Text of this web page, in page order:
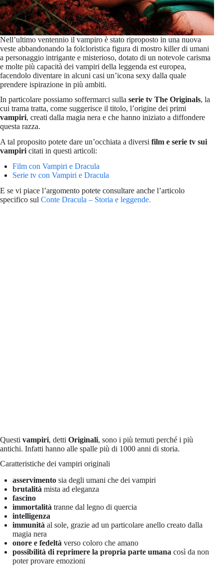
Nell’ultimo ventennio il vampiro è stato riproposto in una nuova
veste abbandonando la folcloristica figura di mostro killer di umani
a personaggio intrigante e misterioso, dotato di un notevole carisma
e molte più capacità dei vampiri della leggenda est europea,
facendolo diventare in alcuni casi un’icona sexy dalla quale
prendere ispirazione in più ambiti.
In particolare possiamo soffermarci sulla serie tv The Originals, la
cui trama tratta, come suggerisce il titolo, l’origine dei primi
vampiri, creati dalla magia nera e che hanno iniziato a diffondere
questa razza.
A tal proposito potete dare un’occhiata a diversi film e serie tv sui
vampiri citati in questi articoli:
Film con Vampiri e Dracula
Serie tv con Vampiri e Dracula
E se vi piace l’argomento potete consultare anche l’articolo
specifico sul Conte Dracula – Storia e leggende.
Questi vampiri, detti Originali, sono i più temuti perché i più
antichi. Infatti hanno alle spalle più di 1000 anni di storia.
Caratteristiche dei vampiri originali
asservimento sia degli umani che dei vampiri
brutalità mista ad eleganza
fascino
immortalità tranne dal legno di quercia
intelligenza
immunità al sole, grazie ad un particolare anello creato dalla
magia nera
onore e fedeltà verso coloro che amano
possibilità di reprimere la propria parte umana così da non
poter provare emozioni